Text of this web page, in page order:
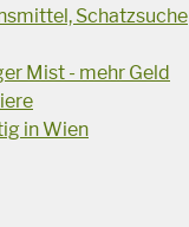
Schatzsuche
Mist - mehr Geld
in Wien